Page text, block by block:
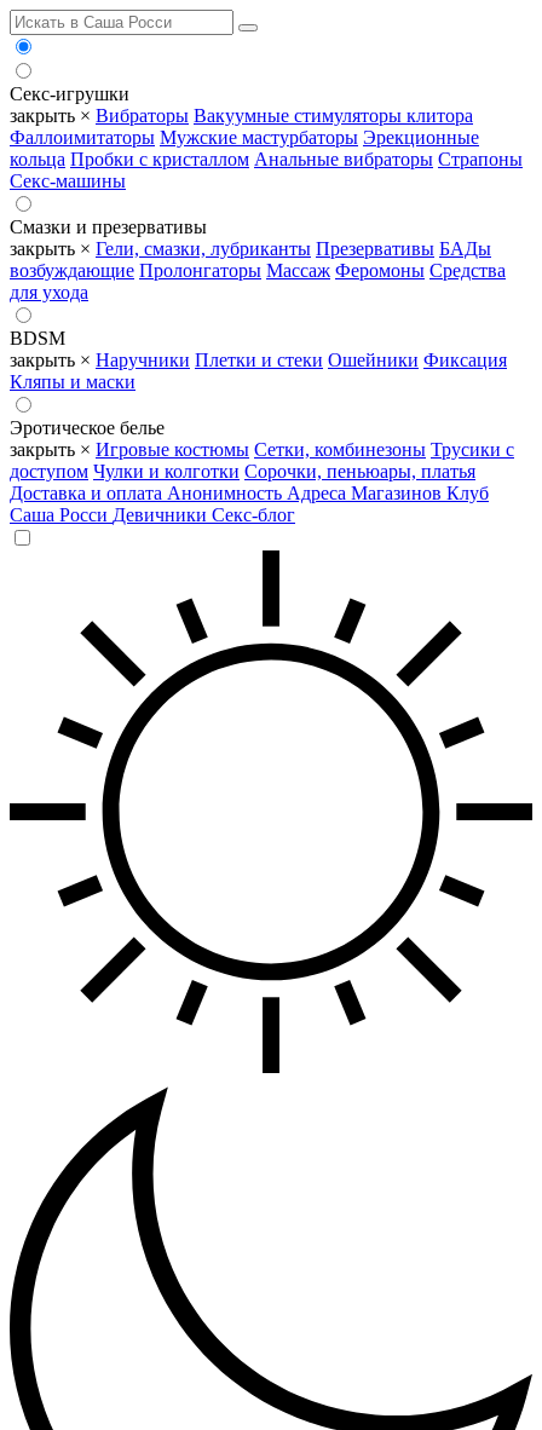
Секс-игрушки
закрыть × Вибраторы Вакуумные стимуляторы клитора
Фаллоимитаторы Мужские мастурбаторы Эрекционные
кольца Пробки с кристаллом Анальные вибраторы Страпоны
Секс-машины
Смазки и презервативы
закрыть × Гели, смазки, лубриканты Презервативы БАДы
возбуждающие Пролонгаторы Массаж Феромоны Средства
для ухода
BDSM
закрыть × Наручники Плетки и стеки Ошейники Фиксация
Кляпы и маски
Эротическое белье
закрыть × Игровые костюмы Сетки, комбинезоны Трусики с
доступом Чулки и колготки Сорочки, пеньюары, платья
Доставка и оплата Анонимность Адреса Магазинов Клуб
Саша Росси Девичники Секс-блог